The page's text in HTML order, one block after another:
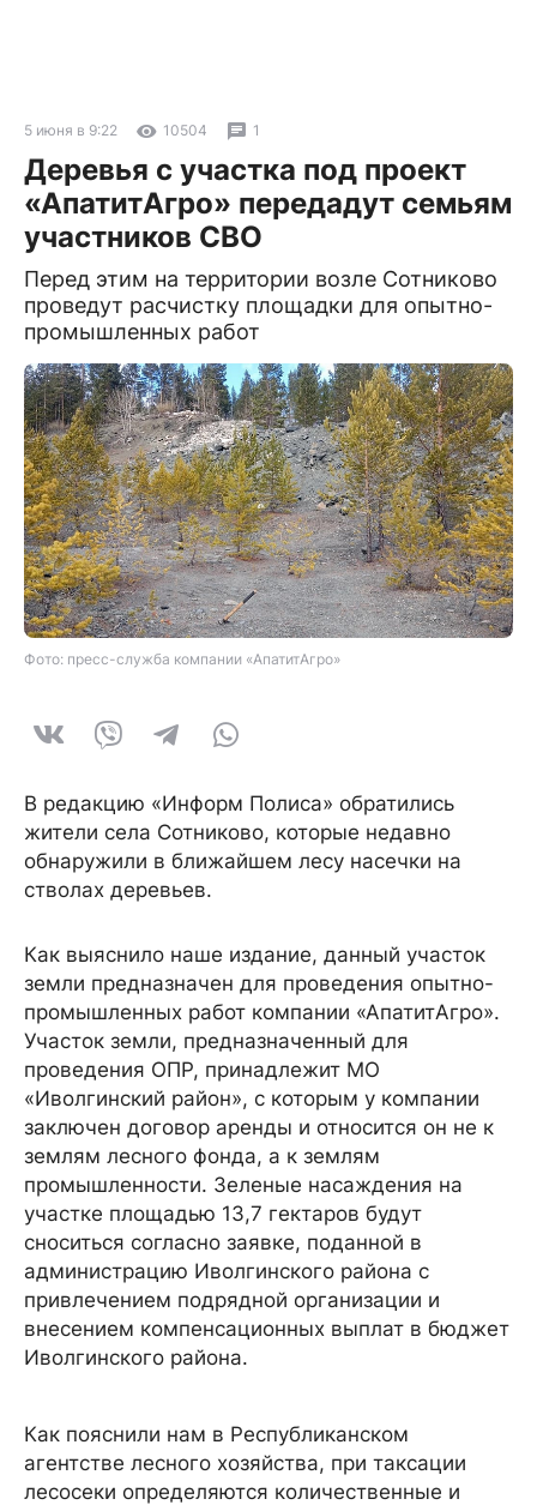
5 июня в 9:22 10504 1
Деревья с участка под проект
«АпатитАгро» передадут семьям
участников СВО
Перед этим на территории возле Сотниково
проведут расчистку площадки для опытно-
промышленных работ
Фото: пресс-служба компании «АпатитАгро»
В редакцию «Информ Полиса» обратились
жители села Сотниково, которые недавно
обнаружили в ближайшем лесу насечки на
стволах деревьев.
Как выяснило наше издание, данный участок
земли предназначен для проведения опытно-
промышленных работ компании «АпатитАгро».
Участок земли, предназначенный для
проведения ОПР, принадлежит МО
«Иволгинский район», с которым у компании
заключен договор аренды и относится он не к
землям лесного фонда, а к землям
промышленности. Зеленые насаждения на
участке площадью 13,7 гектаров будут
сноситься согласно заявке, поданной в
администрацию Иволгинского района с
привлечением подрядной организации и
внесением компенсационных выплат в бюджет
Иволгинского района.
Как пояснили нам в Республиканском
агентстве лесного хозяйства, при таксации
лесосеки определяются количественные и